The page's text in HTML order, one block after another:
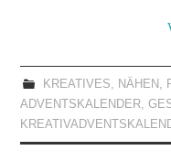
KREATIVES NÄHEN
ADVENTSKALENDER ,